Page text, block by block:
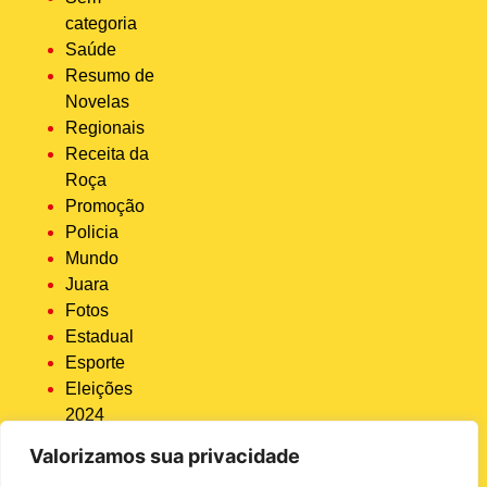
Valorizamos sua privacidade
categoria
Saúde
Resumo de
Novelas
Regionais
Receita da
Roça
Promoção
Policia
Mundo
Juara
Fotos
Estadual
Esporte
Eleições
2024
Destaque